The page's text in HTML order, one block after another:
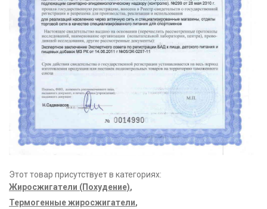
Этот товар присутствует в категориях:
Жиросжигатели (Похудение),
Термогенные жиросжигатели,